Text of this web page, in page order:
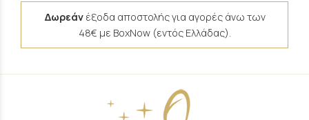
Δωρεάν έξοδα αποστολής για αγορές άνω των
48€ με BoxNow (εντός Ελλάδας).